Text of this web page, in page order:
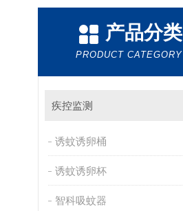
产品分类
PRODUCT CATEGORY
疾控监测
诱蚊诱卵桶
诱蚊诱卵杯
智科吸蚊器